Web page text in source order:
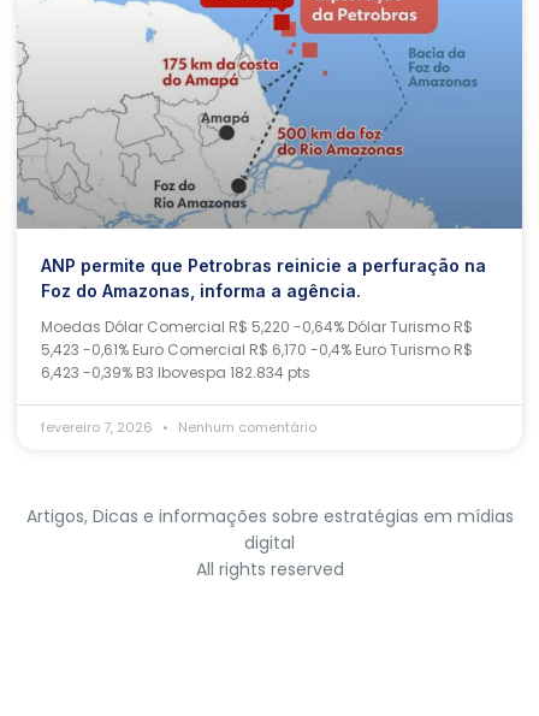
ANP permite que Petrobras reinicie a perfuração na
Foz do Amazonas, informa a agência.
Moedas Dólar Comercial R$ 5,220 -0,64% Dólar Turismo R$
5,423 -0,61% Euro Comercial R$ 6,170 -0,4% Euro Turismo R$
6,423 -0,39% B3 Ibovespa 182.834 pts
fevereiro 7, 2026 Nenhum comentário
Artigos, Dicas e informações sobre estratégias em mídias
digital
All rights reserved